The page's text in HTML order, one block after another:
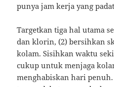
punya jam kerja yang
Targetkan tiga hal utama
dan klorin, (2) bersihkan
kolam. Sisihkan waktu
cukup untuk menjaga
menghabiskan hari